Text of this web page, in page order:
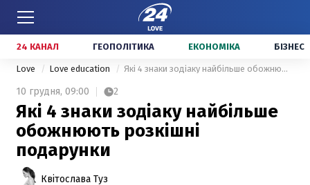
24 КАНАЛ ГЕОПОЛІТИКА ЕКОНОМІКА БІЗНЕС
Love Love education Які 4 знаки зодіаку найбільше обожнюють розкішні подарунки
10 грудня, 09:00 2
Які 4 знаки зодіаку найбільше
обожнюють розкішні
подарунки
Квітослава Туз